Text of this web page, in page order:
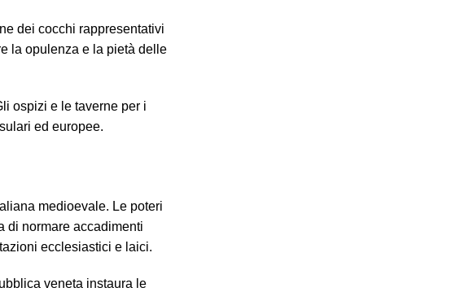
dei cocchi rappresentativi
la opulenza e la pietà delle
ospizi e le taverne per i
ed europee.
medioevale. Le poteri
di normare accadimenti
ecclesiastici e laici.
veneta instaura le